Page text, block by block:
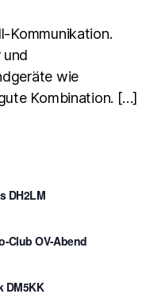
Kommunikation.
und
wie
Kombination. […]
DH2LM
Club OV-Abend
DM5KK